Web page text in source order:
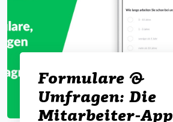
Formulare &
Umfragen: Die
Mitarbeiter-App